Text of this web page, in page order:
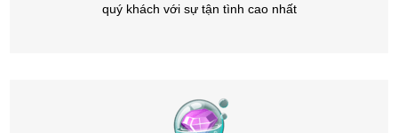
quý khách với sự tận tình cao nhất